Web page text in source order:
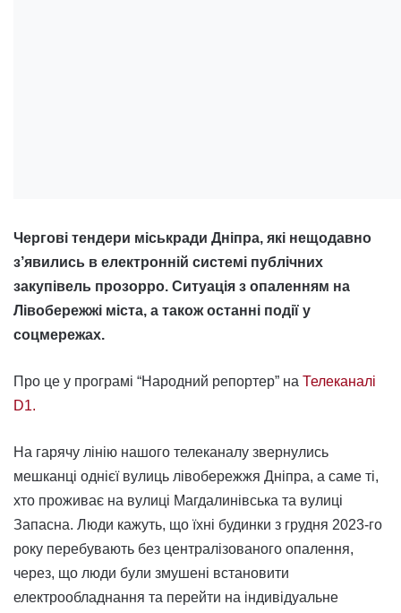
Чергові тендери міськради Дніпра, які нещодавно
з’явились в електронній системі публічних
закупівель прозорро. Ситуація з опаленням на
Лівобережжі міста, а також останні події у
соцмережах.
Про це у програмі “Народний репортер” на Телеканалі
D1.
На гарячу лінію нашого телеканалу звернулись
мешканці однієї вулиць лівобережжя Дніпра, а саме ті,
хто проживає на вулиці Магдалинівська та вулиці
Запасна. Люди кажуть, що їхні будинки з грудня 2023-го
року перебувають без централізованого опалення,
через, що люди були змушені встановити
електрообладнання та перейти на індивідуальне